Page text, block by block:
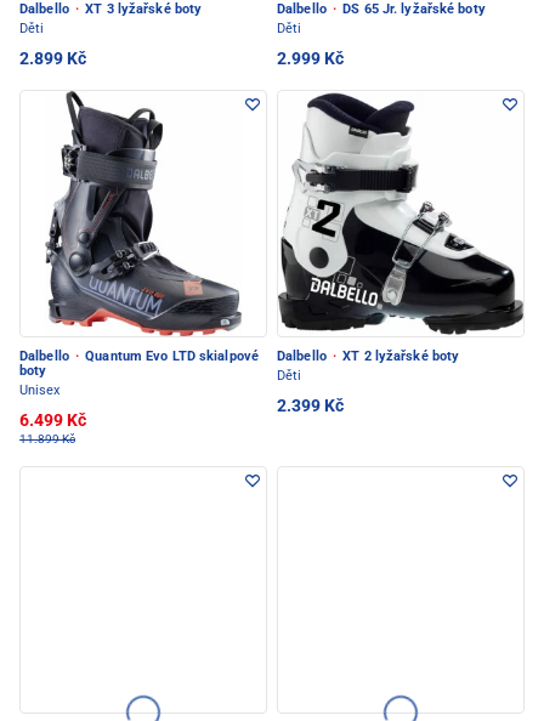
Dalbello · XT 3 lyžařské boty
Děti
2.899 Kč
Dalbello · DS 65 Jr. lyžařské boty
Děti
2.999 Kč
Dalbello · Quantum Evo LTD skialpové
boty
Unisex
6.499 Kč
11.899 Kč
Dalbello · XT 2 lyžařské boty
Děti
2.399 Kč